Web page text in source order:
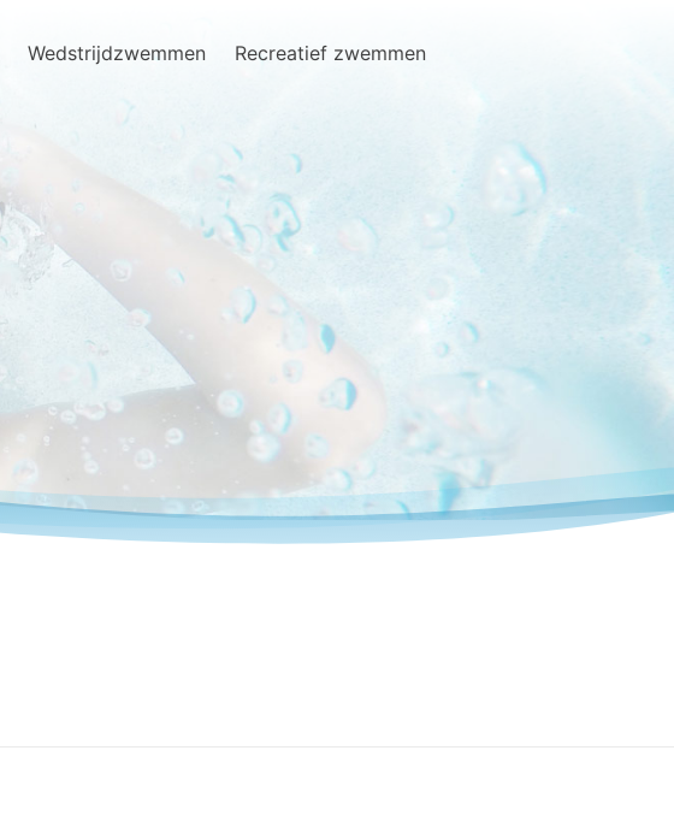
Wedstrijdzwemmen
Recreatief zwemmen
for: